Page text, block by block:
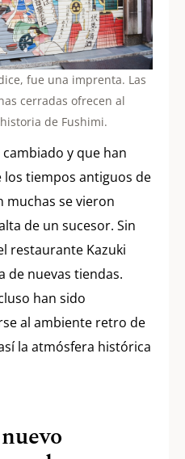
fue una imprenta. Las
cerradas ofrecen al
de Fushimi.
y que han
tiempos antiguos de
muchas se vieron
de un sucesor. Sin
restaurante Kazuki
de nuevas tiendas.
han sido
al ambiente retro de
la atmósfera histórica